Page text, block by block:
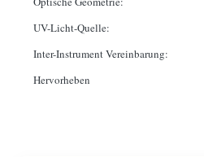
UV-Licht-Quelle:
Inter-Instrument Vereinbarung:
Hervorheben